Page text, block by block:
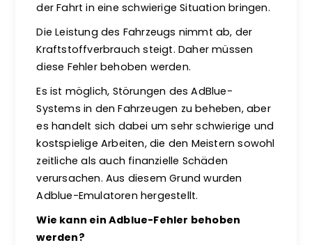
der Fahrt in eine schwierige Situation bringen.
Die Leistung des Fahrzeugs nimmt ab, der
Kraftstoffverbrauch steigt. Daher müssen
diese Fehler behoben werden.
Es ist möglich, Störungen des AdBlue-
Systems in den Fahrzeugen zu beheben, aber
es handelt sich dabei um sehr schwierige und
kostspielige Arbeiten, die den Meistern sowohl
zeitliche als auch finanzielle Schäden
verursachen. Aus diesem Grund wurden
Adblue-Emulatoren hergestellt.
Wie kann ein Adblue-Fehler behoben
werden?